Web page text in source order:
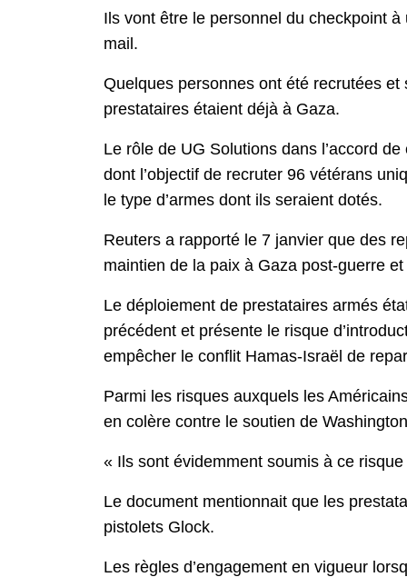
Ils vont être le personnel du checkpoint
mail.
Quelques personnes ont été recrutées et
prestataires étaient déjà à Gaza.
Le rôle de UG Solutions dans l’accord
dont l’objectif de recruter 96 vétérans
le type d’armes dont ils seraient dotés.
Reuters a rapporté le 7 janvier que des
maintien de la paix à Gaza post-guerre
Le déploiement de prestataires armés
précédent et présente le risque
empêcher le conflit Hamas-Israël de
Parmi les risques auxquels les
en colère contre le soutien de
« Ils sont évidemment soumis à ce
Le document mentionnait que les
pistolets Glock.
Les règles d’engagement en vigueur